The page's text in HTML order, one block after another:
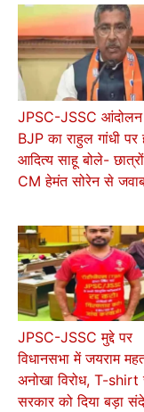
JPSC-JSSC आंदोलन
BJP का राहुल गांधी पर
आदित्य साहू बोले-
CM हेमंत सोरेन से
JPSC-JSSC मुद्दे पर
विधानसभा में जयराम
अनोखा विरोध, T-
सरकार को दिया बड़ा